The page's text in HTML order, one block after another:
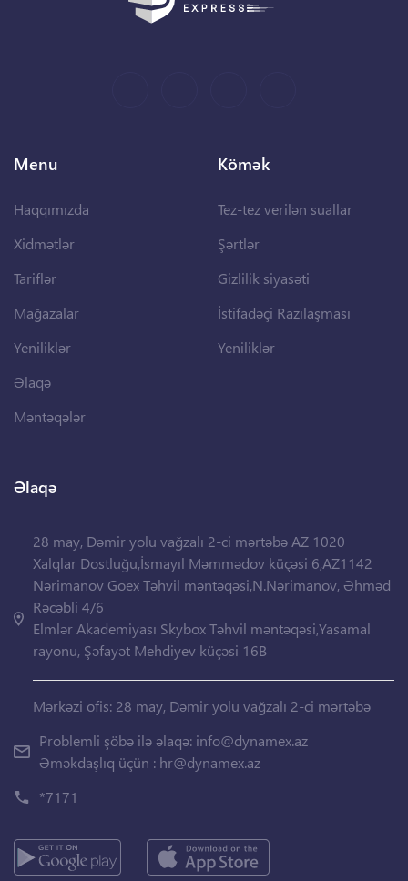
Menu
Haqqımızda
Xidmətlər
Tariflər
Mağazalar
Yeniliklər
Əlaqə
Məntəqələr
Kömək
Tez-tez verilən suallar
Şərtlər
Gizlilik siyasəti
İstifadəçi Razılaşması
Yeniliklər
Əlaqə
28 may, Dəmir yolu vağzalı 2-ci mərtəbə AZ 1020
Xalqlar Dostluğu,İsmayıl Məmmədov küçəsi 6,AZ1142
Nərimanov Goex Təhvil məntəqəsi,N.Nərimanov, Əhməd
Rəcəbli 4/6
Elmlər Akademiyası Skybox Təhvil məntəqəsi,Yasamal
rayonu, Şəfayət Mehdiyev küçəsi 16B
Mərkəzi ofis: 28 may, Dəmir yolu vağzalı 2-ci mərtəbə
Problemli şöbə ilə əlaqə: info@dynamex.az
Əməkdaşlıq üçün : hr@dynamex.az
*7171